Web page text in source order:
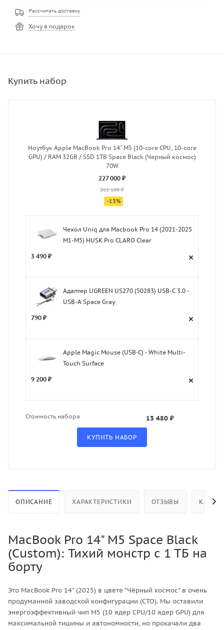
Рассчитать доставку
Хочу в подарок
Ноутбук Apple MacBook Pro 14" M5 (10-core CPU, 10-core
GPU) / RAM 32GB / SSD 1TB Space Black (Черный космос)
70W
227 000 ₽
261 100 ₽
-13%
Чехол Uniq для Macbook Pro 14 (2021-2025
M1-M5) HUSK Pro CLARO Clear
3 490 ₽
Адаптер UGREEN US270 (50283) USB-C 3.0 -
USB-A Space Gray
790 ₽
Apple Magic Mouse (USB‑C) - White Multi-
Touch Surface
9 200 ₽
Стоимость набора 13 480 ₽
ОПИСАНИЕ ХАРАКТЕРИСТИКИ ОТЗЫВЫ КАК
MacBook Pro 14" M5 Space Black
(Custom): Тихий монстр с 1 ТБ на
борту
Это MacBook Pro 14" (2025) в цвете "Чёрный космос" в очень
продуманной заводской конфигурации (CTO). Мы оставили
энергоэффективный чип M5 (10 ядер CPU/10 ядер GPU) для
максимальной тишины и автономности, но прокачали два